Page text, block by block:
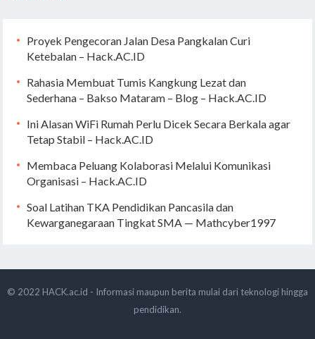
Proyek Pengecoran Jalan Desa Pangkalan Curi
Ketebalan – Hack.AC.ID
Rahasia Membuat Tumis Kangkung Lezat dan
Sederhana – Bakso Mataram – Blog – Hack.AC.ID
Ini Alasan WiFi Rumah Perlu Dicek Secara Berkala agar
Tetap Stabil – Hack.AC.ID
Membaca Peluang Kolaborasi Melalui Komunikasi
Organisasi – Hack.AC.ID
Soal Latihan TKA Pendidikan Pancasila dan
Kewarganegaraan Tingkat SMA — Mathcyber1997
© 2022 HACK.ac.id - Informasi maupun berita mulai dari teknologi hingga
pendidikan.